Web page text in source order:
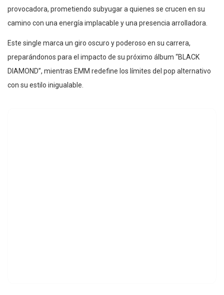
provocadora, prometiendo subyugar a quienes se crucen en su
camino con una energía implacable y una presencia arrolladora.
Este single marca un giro oscuro y poderoso en su carrera,
preparándonos para el impacto de su próximo álbum “BLACK
DIAMOND”, mientras EMM redefine los límites del pop alternativo
con su estilo inigualable.